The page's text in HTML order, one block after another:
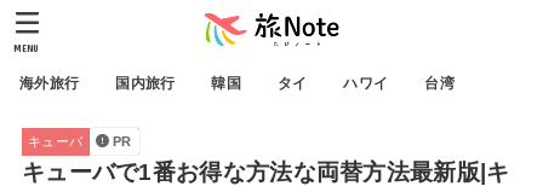
海外旅行 国内旅行 韓国 タイ ハワイ 台湾
MENU
キューバ PR
キューバで1番お得な方法な両替方法最新版|キ